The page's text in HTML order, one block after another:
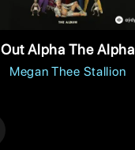
Out Alpha The Alpha
Megan Thee Stallion